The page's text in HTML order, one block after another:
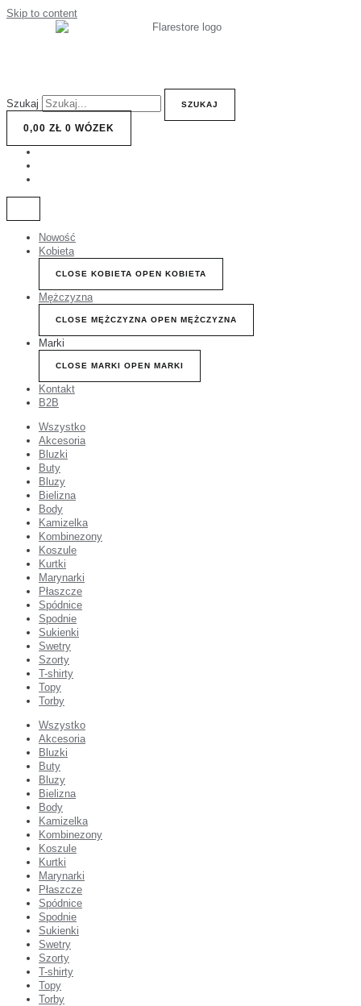
Skip to content
Szukaj SZUKAJ
0,00 ZŁ 0 WÓZEK
Nowość
Kobieta
CLOSE KOBIETA OPEN KOBIETA
Mężczyzna
CLOSE MĘŻCZYZNA OPEN MĘŻCZYZNA
Marki
CLOSE MARKI OPEN MARKI
Kontakt
B2B
Wszystko
Akcesoria
Bluzki
Buty
Bluzy
Bielizna
Body
Kamizelka
Kombinezony
Koszule
Kurtki
Marynarki
Płaszcze
Spódnice
Spodnie
Sukienki
Swetry
Szorty
T-shirty
Topy
Torby
Wszystko
Akcesoria
Bluzki
Buty
Bluzy
Bielizna
Body
Kamizelka
Kombinezony
Koszule
Kurtki
Marynarki
Płaszcze
Spódnice
Spodnie
Sukienki
Swetry
Szorty
T-shirty
Topy
Torby